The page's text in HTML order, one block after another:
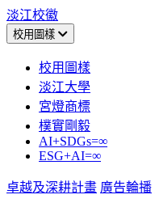
淡江校徽
校用圖樣
校用圖樣
淡江大學
宮燈商標
樸實剛毅
AI+SDGs=∞
ESG+AI=∞
卓越及深耕計畫 廣告輪播